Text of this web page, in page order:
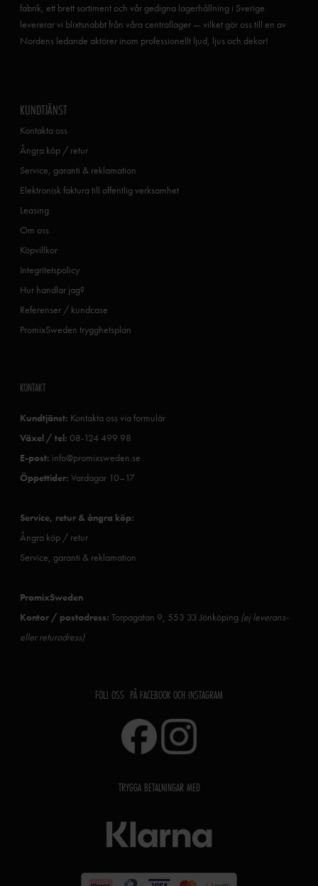
fabrik, ett brett sortiment och vår gedigna lagerhållning i Sverige
levererar vi blixtsnabbt från våra centrallager — vilket gör oss till en av
Nordens ledande aktörer inom professionellt ljud, ljus och dekor!
KUNDTJÄNST
Kontakta oss
Ångra köp / retur
Service, garanti & reklamation
Elektronisk faktura till offentlig verksamhet
Leasing
Om oss
Köpvillkor
Integritetspolicy
Hur handlar jag?
Referenser / kundcase
PromixSweden trygghetsplan
KONTAKT
Kundtjänst: Kontakta oss via formulär
Växel / tel: 08-124 499 98
E-post: info@promixsweden.se
Öppettider: Vardagar 10–17
Service, retur & ångra köp:
Ångra köp / retur
Service, garanti & reklamation
PromixSweden
Kontor / postadress: Torpagatan 9, 553 33 Jönköping (ej leverans-
eller returadress)
FÖLJ OSS PÅ FACEBOOK OCH INSTAGRAM
TRYGGA BETALNINGAR MED